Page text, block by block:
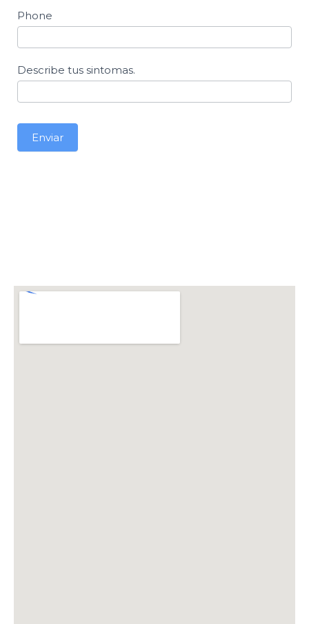
Phone
Describe tus sintomas.
Enviar